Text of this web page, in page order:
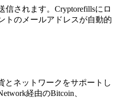
されます。Cryptorefillsにロ
トのメールアドレスが自動的
とネットワークをサポートし
経由のBitcoin、